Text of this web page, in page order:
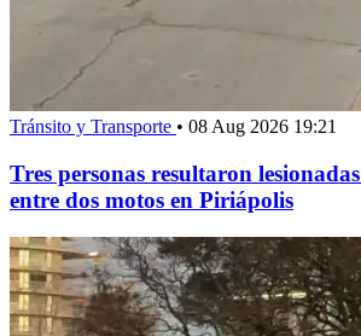
Tránsito y Transporte • 08 Aug 2026 19:21
Tres personas resultaron
entre dos motos en Piriápolis